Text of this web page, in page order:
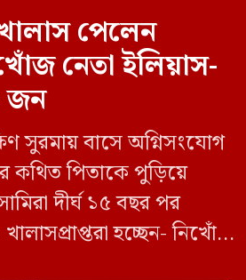
পেলেন
নেতা ইলিয়াস-
জন
সুরমায় বাসে অগ্নিসংযোগ
কথিত পিতাকে পুড়িয়ে
দীর্ঘ ১৫ বছর পর
হচ্ছেন- নিখোঁজ